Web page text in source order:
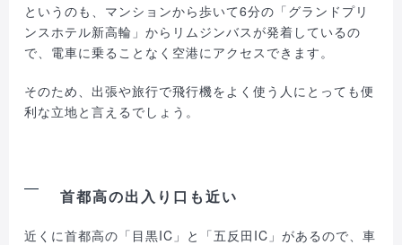
というのも、マンションから歩いて6分の「グランドプリ
ンスホテル新高輪」からリムジンバスが発着しているの
で、電車に乗ることなく空港にアクセスできます。
そのため、出張や旅行で飛行機をよく使う人にとっても便
利な立地と言えるでしょう。
首都高の出入り口も近い
近くに首都高の「目黒IC」と「五反田IC」があるので、車